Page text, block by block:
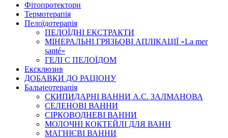
Фітопротектори
Термотерапія
Пелоїдотерапія
ПЕЛОЇДНІ ЕКСТРАКТИ
МІНЕРАЛЬНІ ГРЯЗЬОВІ АПЛІКАЦІЇ «La mer
santé»
ГЕЛІ С ПЕЛОЇДОМ
Ексклюзив
ДОБАВКИ ДО РАЦІОНУ
Бальнеотерапія
СКИПИДАРНІ ВАННИ А.С. ЗАЛМАНОВА
СЕЛЕНОВІ ВАННИ
СІРКОВОДНЕВІ ВАННИ
МОЛОЧНІ КОКТЕЙЛІ ДЛЯ ВАНН
МАГНІЄВІ ВАННИ